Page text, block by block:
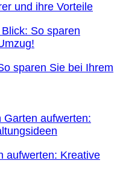
und ihre Vorteile
sparen Sie bei Ihrem
aufwerten: Kreative